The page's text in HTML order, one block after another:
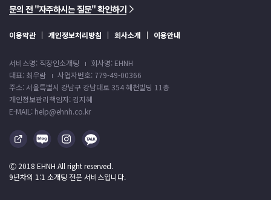
문의 전 "자주하시는 질문" 확인하기
이용약관 개인정보처리방침 회사소개 이용안내
서비스명: 직장인소개팅
회사명: EHNH
대표: 최우람
사업자번호: 779-49-00366
주소: 서울특별시 강남구 강남대로 354 혜천빌딩 11층
개인정보관리책임자: 김지혜
E-MAIL: help@ehnh.co.kr
Ⓒ 2018 EHNH All right reserved.
9년차의 1:1 소개팅 전문 서비스입니다.